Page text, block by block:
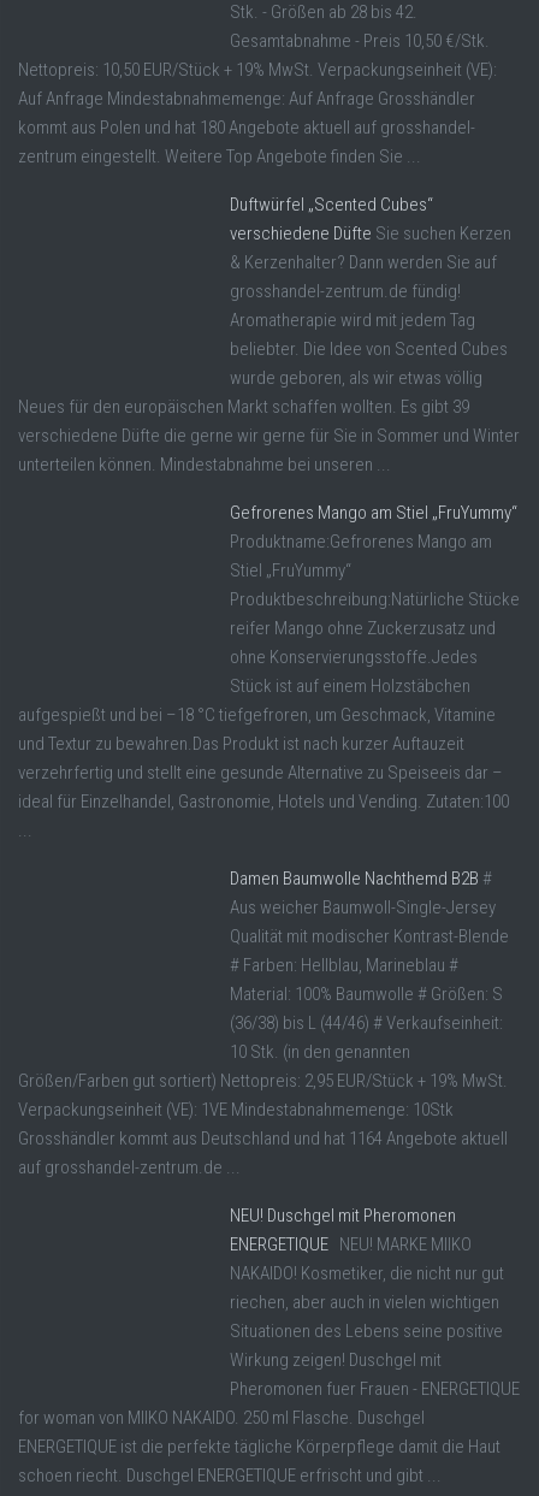
Stk. - Größen ab 28 bis 42.
Gesamtabnahme - Preis 10,50 €/Stk.
Nettopreis: 10,50 EUR/Stück + 19% MwSt. Verpackungseinheit (VE):
Auf Anfrage Mindestabnahmemenge: Auf Anfrage Grosshändler
kommt aus Polen und hat 180 Angebote aktuell auf grosshandel-
zentrum eingestellt. Weitere Top Angebote finden Sie ...
Duftwürfel „Scented Cubes“
verschiedene Düfte Sie suchen Kerzen
& Kerzenhalter? Dann werden Sie auf
grosshandel-zentrum.de fündig!
Aromatherapie wird mit jedem Tag
beliebter. Die Idee von Scented Cubes
wurde geboren, als wir etwas völlig
Neues für den europäischen Markt schaffen wollten. Es gibt 39
verschiedene Düfte die gerne wir gerne für Sie in Sommer und Winter
unterteilen können. Mindestabnahme bei unseren ...
Gefrorenes Mango am Stiel „FruYummy“
Produktname:Gefrorenes Mango am
Stiel „FruYummy“
Produktbeschreibung:Natürliche Stücke
reifer Mango ohne Zuckerzusatz und
ohne Konservierungsstoffe.Jedes
Stück ist auf einem Holzstäbchen
aufgespießt und bei –18 °C tiefgefroren, um Geschmack, Vitamine
und Textur zu bewahren.Das Produkt ist nach kurzer Auftauzeit
verzehrfertig und stellt eine gesunde Alternative zu Speiseeis dar –
ideal für Einzelhandel, Gastronomie, Hotels und Vending. Zutaten:100
...
Damen Baumwolle Nachthemd B2B #
Aus weicher Baumwoll-Single-Jersey
Qualität mit modischer Kontrast-Blende
# Farben: Hellblau, Marineblau #
Material: 100% Baumwolle # Größen: S
(36/38) bis L (44/46) # Verkaufseinheit:
10 Stk. (in den genannten
Größen/Farben gut sortiert) Nettopreis: 2,95 EUR/Stück + 19% MwSt.
Verpackungseinheit (VE): 1VE Mindestabnahmemenge: 10Stk
Grosshändler kommt aus Deutschland und hat 1164 Angebote aktuell
auf grosshandel-zentrum.de ...
NEU! Duschgel mit Pheromonen
ENERGETIQUE NEU! MARKE MIIKO
NAKAIDO! Kosmetiker, die nicht nur gut
riechen, aber auch in vielen wichtigen
Situationen des Lebens seine positive
Wirkung zeigen! Duschgel mit
Pheromonen fuer Frauen - ENERGETIQUE
for woman von MIIKO NAKAIDO. 250 ml Flasche. Duschgel
ENERGETIQUE ist die perfekte tägliche Körperpflege damit die Haut
schoen riecht. Duschgel ENERGETIQUE erfrischt und gibt ...